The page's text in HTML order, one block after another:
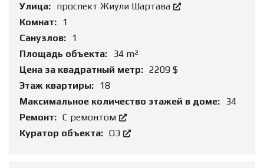
Улица: проспект Жиули Шартава
Комнат: 1
Санузлов: 1
Площадь объекта: 34 m²
Цена за квадратный метр: 2209 $
Этаж квартиры: 18
Максимальное количество этажей в доме: 34
Ремонт: С ремонтом
Куратор объекта: ОЭ